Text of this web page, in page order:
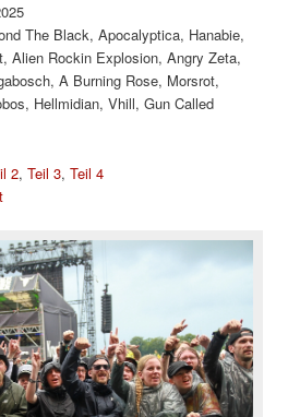
The Black, Apocalyptica, Hanabie,
Alien Rockin Explosion, Angry Zeta,
A Burning Rose, Morsrot,
Hellmidian, Vhill, Gun Called
2,Teil 3,Teil 4